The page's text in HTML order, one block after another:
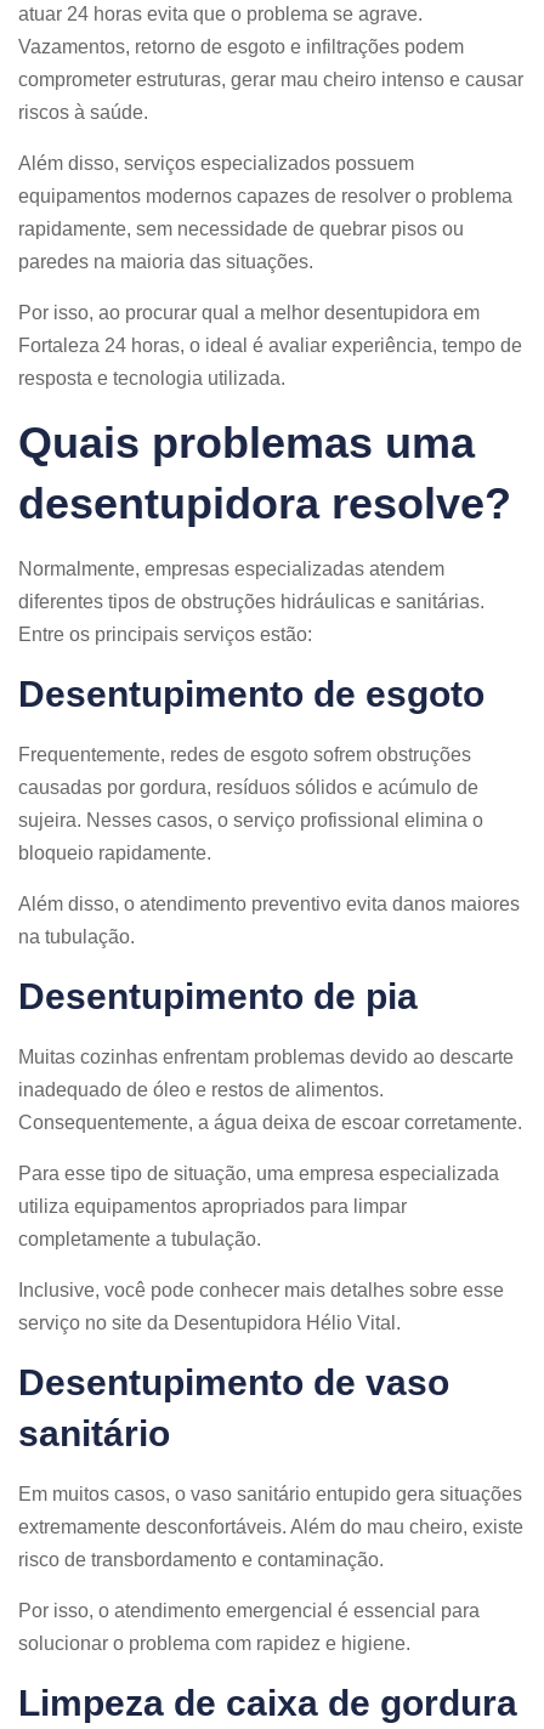
atuar 24 horas evita que o problema se agrave.
Vazamentos, retorno de esgoto e infiltrações podem
comprometer estruturas, gerar mau cheiro intenso e causar
riscos à saúde.
Além disso, serviços especializados possuem
equipamentos modernos capazes de resolver o problema
rapidamente, sem necessidade de quebrar pisos ou
paredes na maioria das situações.
Por isso, ao procurar qual a melhor desentupidora em
Fortaleza 24 horas, o ideal é avaliar experiência, tempo de
resposta e tecnologia utilizada.
Quais problemas uma
desentupidora resolve?
Normalmente, empresas especializadas atendem
diferentes tipos de obstruções hidráulicas e sanitárias.
Entre os principais serviços estão:
Desentupimento de esgoto
Frequentemente, redes de esgoto sofrem obstruções
causadas por gordura, resíduos sólidos e acúmulo de
sujeira. Nesses casos, o serviço profissional elimina o
bloqueio rapidamente.
Além disso, o atendimento preventivo evita danos maiores
na tubulação.
Desentupimento de pia
Muitas cozinhas enfrentam problemas devido ao descarte
inadequado de óleo e restos de alimentos.
Consequentemente, a água deixa de escoar corretamente.
Para esse tipo de situação, uma empresa especializada
utiliza equipamentos apropriados para limpar
completamente a tubulação.
Inclusive, você pode conhecer mais detalhes sobre esse
serviço no site da Desentupidora Hélio Vital.
Desentupimento de vaso
sanitário
Em muitos casos, o vaso sanitário entupido gera situações
extremamente desconfortáveis. Além do mau cheiro, existe
risco de transbordamento e contaminação.
Por isso, o atendimento emergencial é essencial para
solucionar o problema com rapidez e higiene.
Limpeza de caixa de gordura